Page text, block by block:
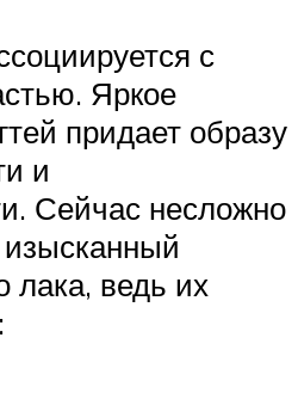
с
Яркое
придает образу
и
Сейчас несложно
лака, ведь их